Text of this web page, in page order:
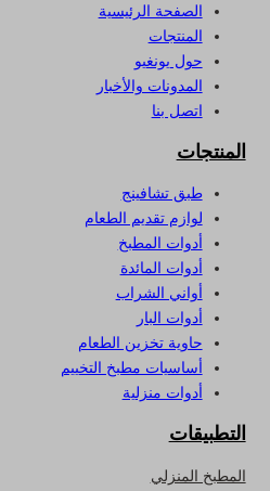
الصفحة الرئيسية
المنتجات
حول يونغيو
المدونات والأخبار
اتصل بنا
المنتجات
طبق تشافينج
لوازم تقديم الطعام
أدوات المطبخ
أدوات المائدة
أواني الشراب
أدوات البار
حاوية تخزين الطعام
أساسيات مطبخ التخييم
أدوات منزلية
التطبيقات
المطبخ المنزلي